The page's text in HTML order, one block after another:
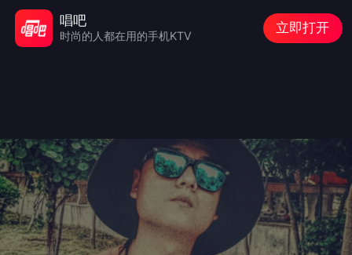
唱吧
时尚的人都在用的手机KTV
立即打开